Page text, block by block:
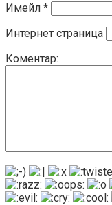
Имейл *
Интернет страница
Коментар: